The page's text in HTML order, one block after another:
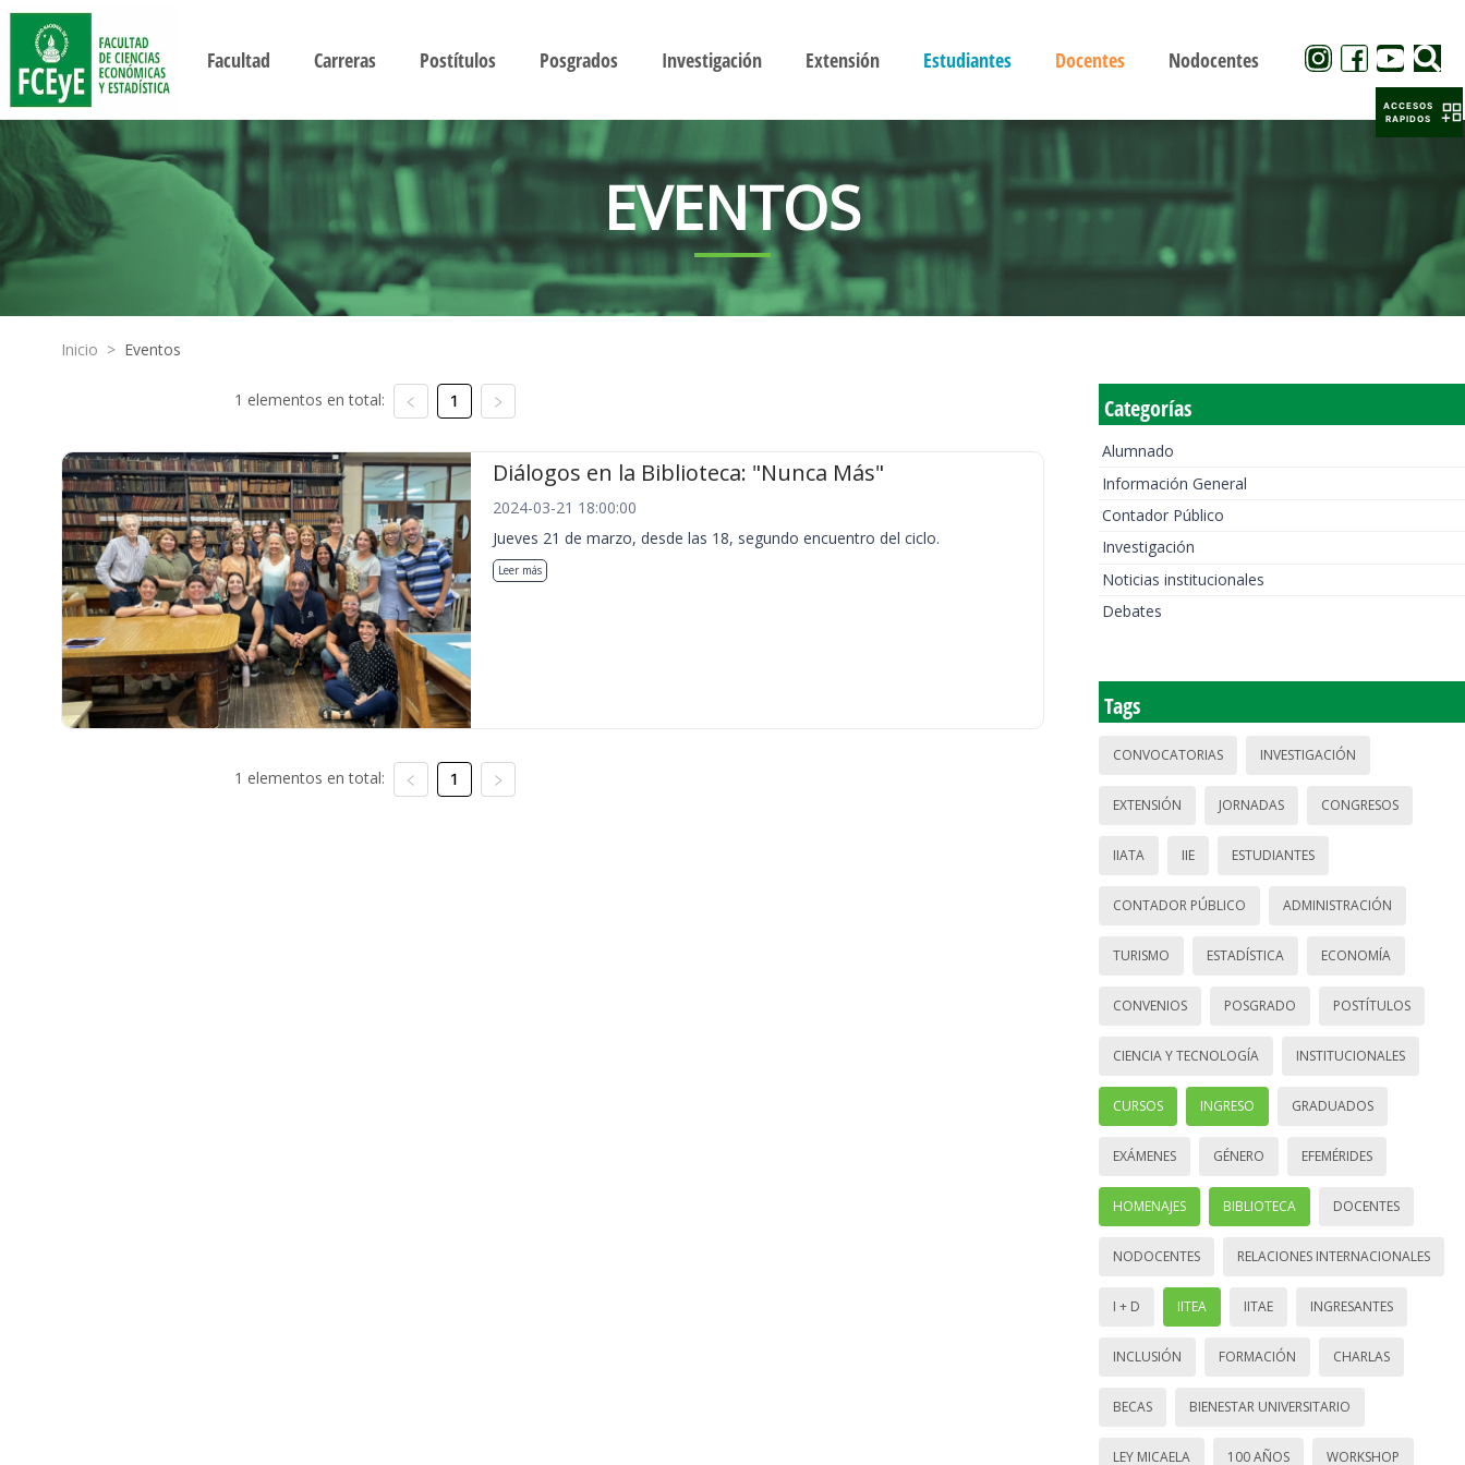
Facultad Carreras Postítulos Posgrados Investigación Extensión Estudiantes Docentes Nodocentes
EVENTOS
Inicio > Eventos
1 elementos en total: 1
Diálogos en la Biblioteca: "Nunca Más"
2024-03-21 18:00:00
Jueves 21 de marzo, desde las 18, segundo encuentro del ciclo.
Leer más
1 elementos en total: 1
Categorías
Alumnado
Información General
Contador Público
Investigación
Noticias institucionales
Debates
Tags
CONVOCATORIAS INVESTIGACIÓN
EXTENSIÓN JORNADAS CONGRESOS
IIATA IIE ESTUDIANTES
CONTADOR PÚBLICO ADMINISTRACIÓN
TURISMO ESTADÍSTICA ECONOMÍA
CONVENIOS POSGRADO POSTÍTULOS
CIENCIA Y TECNOLOGÍA INSTITUCIONALES
CURSOS INGRESO GRADUADOS
EXÁMENES GÉNERO EFEMÉRIDES
HOMENAJES BIBLIOTECA DOCENTES
NODOCENTES RELACIONES INTERNACIONALES
I + D IITEA IITAE INGRESANTES
INCLUSIÓN FORMACIÓN CHARLAS
BECAS BIENESTAR UNIVERSITARIO
LEY MICAELA 100 AÑOS WORKSHOP
ACCESOS
RAPIDOS